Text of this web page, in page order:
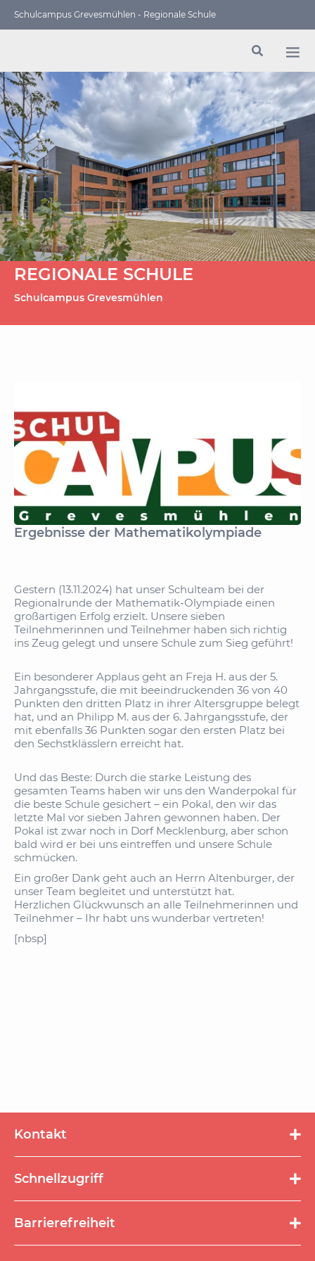
Schulcampus Grevesmühlen - Regionale Schule
REGIONALE SCHULE
Schulcampus Grevesmühlen
Ergebnisse der Mathematikolympiade
Gestern (13.11.2024) hat unser Schulteam bei der
Regionalrunde der Mathematik-Olympiade einen
großartigen Erfolg erzielt. Unsere sieben
Teilnehmerinnen und Teilnehmer haben sich richtig
ins Zeug gelegt und unsere Schule zum Sieg geführt!
Ein besonderer Applaus geht an Freja H. aus der 5.
Jahrgangsstufe, die mit beeindruckenden 36 von 40
Punkten den dritten Platz in ihrer Altersgruppe belegt
hat, und an Philipp M. aus der 6. Jahrgangsstufe, der
mit ebenfalls 36 Punkten sogar den ersten Platz bei
den Sechstklässlern erreicht hat.
Und das Beste: Durch die starke Leistung des
gesamten Teams haben wir uns den Wanderpokal für
die beste Schule gesichert – ein Pokal, den wir das
letzte Mal vor sieben Jahren gewonnen haben. Der
Pokal ist zwar noch in Dorf Mecklenburg, aber schon
bald wird er bei uns eintreffen und unsere Schule
schmücken.
Ein großer Dank geht auch an Herrn Altenburger, der
unser Team begleitet und unterstützt hat.
Herzlichen Glückwunsch an alle Teilnehmerinnen und
Teilnehmer – Ihr habt uns wunderbar vertreten!
[nbsp]
Kontakt
Schnellzugriff
überspringen
Barrierefreiheit